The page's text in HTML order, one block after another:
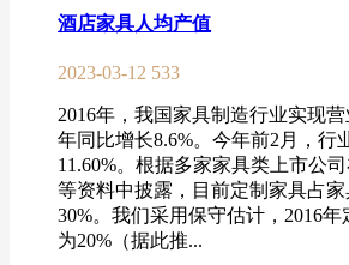
酒店家具人均产值
2023-03-12 533
2016年，我国家具制造行业实现
年同比增长8.6%。今年前2月，行
11.60%。根据多家家具类上市公
等资料中披露，目前定制家具占
30%。我们采用保守估计，2016
为20%（据此推...